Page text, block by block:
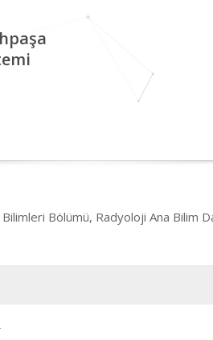
Bölümü, Radyoloji Ana Bilim